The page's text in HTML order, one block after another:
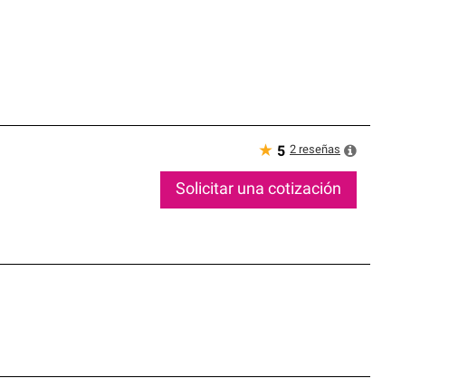
★ 5 2 reseñas
Solicitar una cotización